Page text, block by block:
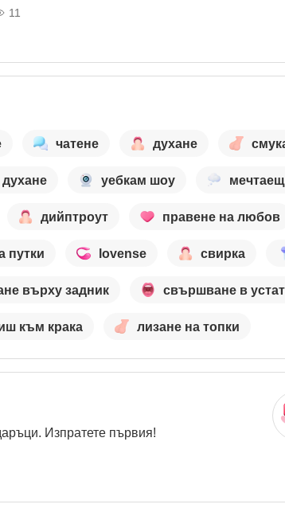
11
чатене духане
духане уебкам шоу
дийптроут правене на любов
путки lovense свирка
върху задник свършване в
към крака лизане на топки
Изпратете първия!